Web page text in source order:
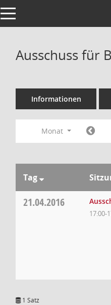
Toggle navigation
Ausschuss für
Informationen
Monat
Tag
21.04.2016
17:00-
1 Satz